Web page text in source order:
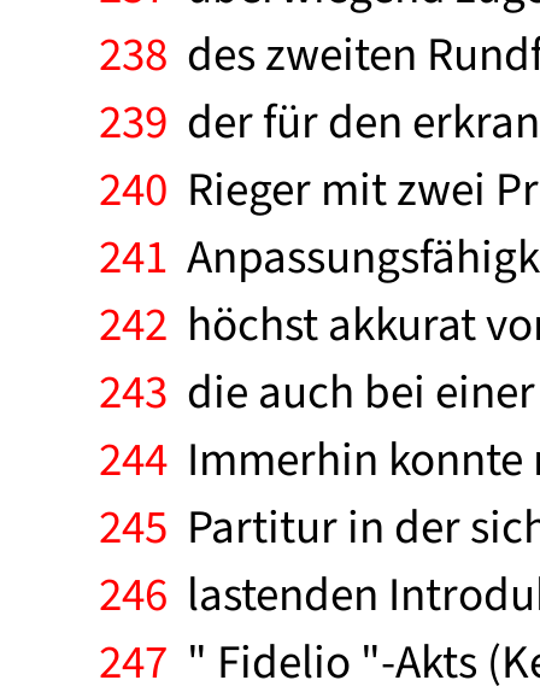
238 des zweiten
239 der für den
240 Rieger mit zwei
241
242 höchst akkurat
243 die auch bei
244 Immerhin
245 Partitur in der
246 lastenden
247 " Fidelio "-Akts